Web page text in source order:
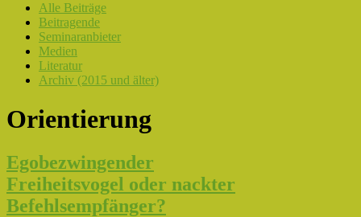
Liebe,
Eros
Tantra
Alle Beiträge
Beitragende
Seminaranbieter
Medien
Literatur
Archiv (2015 und älter)
Orientierung
Egobezwingender
Freiheitsvogel oder nackter
Befehlsempfänger?